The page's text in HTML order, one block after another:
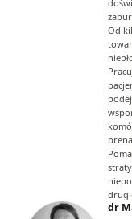
Od
dr